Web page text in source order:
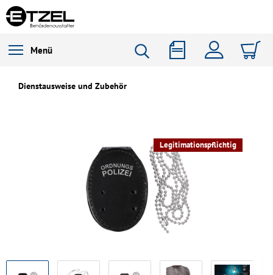
Menü
Dienstausweise und Zubehör
Legitimationspflichtig